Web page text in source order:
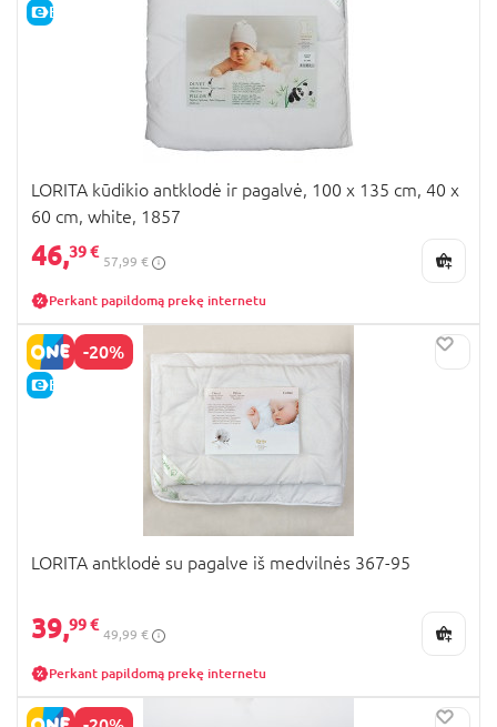
E-KAINA
LORITA kūdikio antklodė ir pagalvė, 100 x 135 cm, 40 x
60 cm, white, 1857
46,39 €
57,99 €
Perkant papildomą prekę internetu
-20%
E-KAINA
LORITA antklodė su pagalve iš medvilnės 367-95
39,99 €
49,99 €
Perkant papildomą prekę internetu